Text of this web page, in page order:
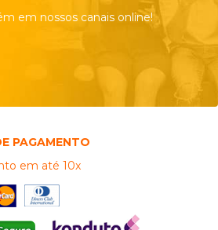
em nossos canais online!
PAGAMENTO
em até 10x